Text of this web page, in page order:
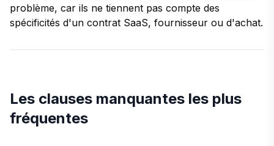
problème, car ils ne tiennent pas compte des
spécificités d'un contrat SaaS, fournisseur ou d'achat.
Les clauses manquantes les plus
fréquentes